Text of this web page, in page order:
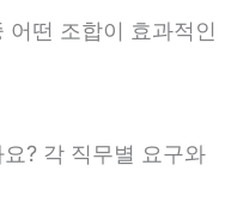
떤 조합이 효과적인
? 각 직무별 요구와